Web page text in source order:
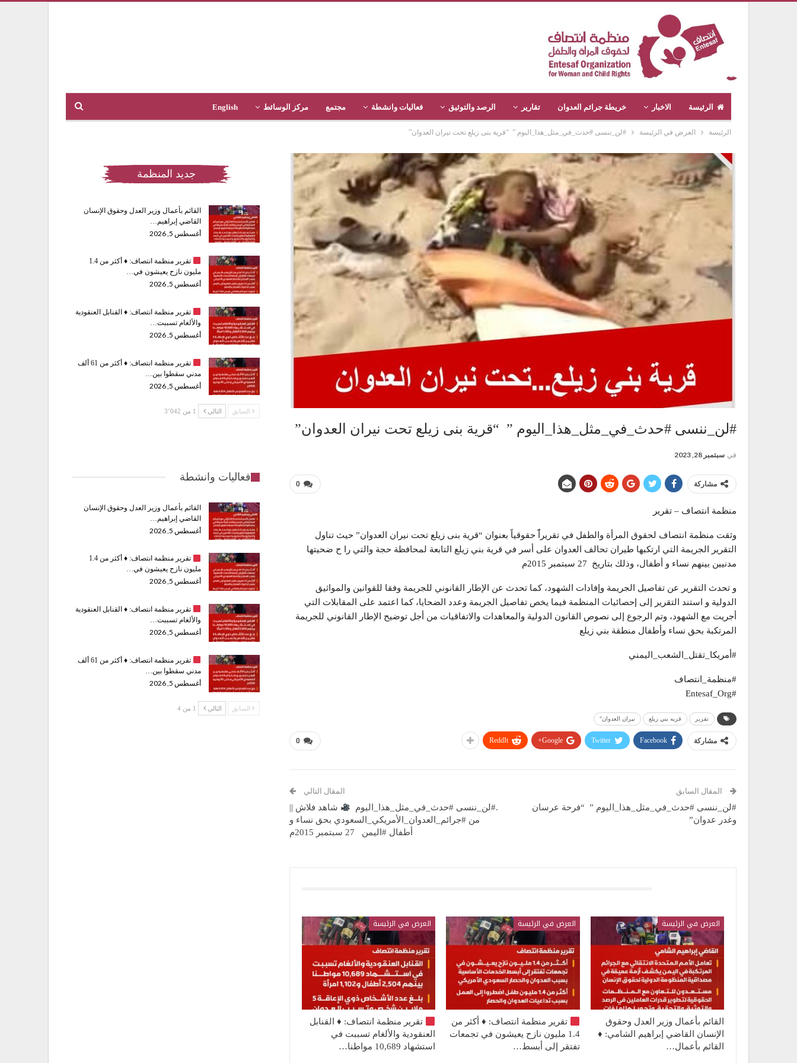
الرئيسة الاخبار خريطة جرائم العدوان تقارير الرصد والتوثيق فعاليات وانشطة مجتمع مركز الوسائط English
الرئيسة العرض في الرئيسة #لن_ننسى #حدث_في_مثل_هذا_اليوم ” “قرية بنى زيلع تحت نيران العدوان”
#لن_ننسى #حدث_في_مثل_هذا_اليوم ” “قرية بنى زيلع تحت نيران العدوان”
في سبتمبر 28, 2023
0 مشاركة
منظمة انتصاف – تقرير
وثقت منظمة انتصاف لحقوق المرأة والطفل في تقريراًً حقوقياً بعنوان “قرية بنى زيلع تحت نيران العدوان” حيث تناول
التقرير الجريمة التي ارتكبها طيران تحالف العدوان على أسر في قرية بني زيلع التابعة لمحافظة حجة والتي را ح ضحيتها
مدنيين بينهم نساء و أطفال، وذلك بتاريخ 27 سبتمبر 2015م
و تحدث التقرير عن تفاصيل الجريمة وإفادات الشهود، كما تحدث عن الإطار القانوني للجريمة وفقا للقوانين والمواثيق
الدولية و استند التقرير إلى إحصائيات المنظمة فيما يخص تفاصيل الجريمة وعدد الضحايا، كما اعتمد على المقابلات التي
أجريت مع الشهود، وتم الرجوع إلى نصوص القانون الدولية والمعاهدات والاتفاقيات من أجل توضيح الإطار القانوني للجريمة
المرتكبة بحق نساء وأطفال منطقة بني زيلع
#أمريكا_تقتل_الشعب_اليمني
#منظمة_انتصاف
#Entesaf_Org
تقزير قريه بني زيلع نيران العدوان"
0 مشاركة Facebook
Twitter
Google+
ReddIt
المقال السابق
#لن_ننسى #حدث_في_مثل_هذا_اليوم ” “فرحة عرسان
وغدر عدوان”
المقال التالي
.#لن_ننسى #حدث_في_مثل_هذا_اليوم
شاهد فلاش ||
من #جرائم_العدوان_الأمريكي_السعودي بحق نساء و
أطفال #اليمن 27 سبتمبر 2015م
العرض في الرئيسة
القائم بأعمال وزير العدل وحقوق
الإنسان القاضي إبراهيم الشامي: ♦️
القائم بأعمال…
العرض في الرئيسة
تقرير منظمة انتصاف: ♦️ أكثر من
1.4 مليون نازح يعيشون في تجمعات
تفتقر إلى أبسط…
العرض في الرئيسة
تقرير منظمة انتصاف: ♦️القنابل
العنقودية والألغام تسببت في
استشهاد 10,689 مواطنا…
جديد المنظمة
القائم بأعمال وزير العدل وحقوق الإنسان
القاضي إبراهيم…
أغسطس 5, 2026
تقرير منظمة انتصاف: ♦️
أكثر من 1.4
مليون نازح يعيشون في…
أغسطس 5, 2026
تقرير منظمة انتصاف: ♦️القنابل العنقودية
والألغام تسببت…
أغسطس 5, 2026
تقرير منظمة انتصاف: ♦️
أكثر من 61 ألف
مدني سقطوا بين…
أغسطس 5, 2026
السابق التالي 1 من 3٬042
فعاليات وانشطة
القائم بأعمال وزير العدل وحقوق الإنسان
القاضي إبراهيم…
أغسطس 5, 2026
تقرير منظمة انتصاف: ♦️
أكثر من 1.4
مليون نازح يعيشون في…
أغسطس 5, 2026
تقرير منظمة انتصاف: ♦️القنابل العنقودية
والألغام تسببت…
أغسطس 5, 2026
تقرير منظمة انتصاف: ♦️
أكثر من 61 ألف
مدني سقطوا بين…
أغسطس 5, 2026
السابق التالي 1 من 4